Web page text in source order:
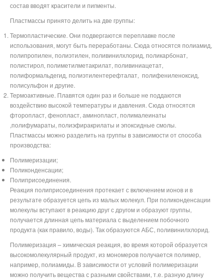
состав вводят красители и пигменты.
Пластмассы принято делить на две группы:
Термопластические. Они подвергаются переплавке после
использования, могут быть переработаны. Сюда относятся полиамид,
полипропилен, полиэтилен, поливинилхлорид, поликарбонат,
полистирол, полиметилметакрилат, поливиниацетат,
полиформальдегид, полиэтилентерефталат, полифениленоксид,
полисульфон и другие.
Термоактивные. Плавятся один раз и больше не поддаются
воздействию высокой температуры и давления. Сюда относятся
фторопласт, фенопласт, аминопласт, полималеинаты
,полифумараты, полиэфиракрилаты и эпоксидные смолы.
Пластмассы можно разделить на группы в зависимости от способа
производства:
Полимеризации;
Поликонденсации;
Полиприсоединения.
Реакция полиприсоединения протекает с включением ионов и в
результате образуется цепь из малых молекул. При поликонденсации
молекулы вступают в реакцию друг с другом и образуют группы,
получается длинная цепь материала с выделением побочного
продукта (как правило, воды). Так образуются АБС, поливинилхлорид.
Полимеризация – химическая реакция, во время которой образуется
высокомолекулярный продукт, из мономеров получается полимер,
например, полиамиды. В зависимости от условий полимеризации
можно получить вещества с разными свойствами, т.е. разную длину